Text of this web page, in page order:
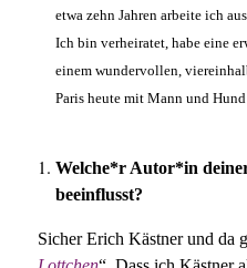
etwa zehn Jahren arbeite ich
Ich bin verheiratet, habe eine
einem wundervollen,
Paris heute mit Mann und
Welche*r Autor*in
beeinflusst?
Sicher Erich Kästner und da